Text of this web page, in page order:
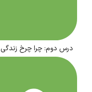
درس دوم: چرا چرخ